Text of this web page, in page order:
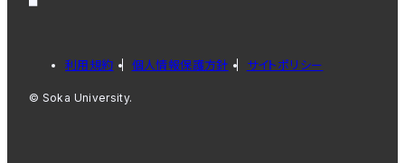
利用規約 個人情報保護方針 サイトポリシー
© Soka University.